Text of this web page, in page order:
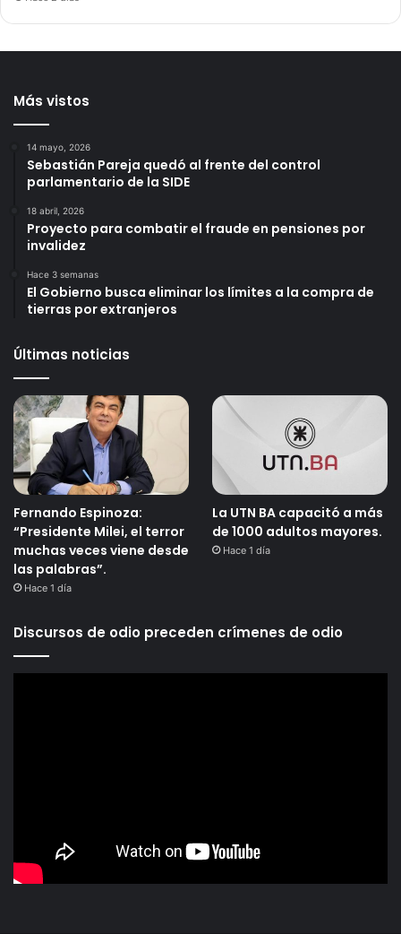
Más vistos
14 mayo, 2026
Sebastián Pareja quedó al frente del control
parlamentario de la SIDE
18 abril, 2026
Proyecto para combatir el fraude en pensiones por
invalidez
Hace 3 semanas
El Gobierno busca eliminar los límites a la compra de
tierras por extranjeros
Últimas noticias
Fernando Espinoza:
“Presidente Milei, el terror
muchas veces viene desde
las palabras”.
Hace 1 día
La UTN BA capacitó a más
de 1000 adultos mayores.
Hace 1 día
Discursos de odio preceden crímenes de odio